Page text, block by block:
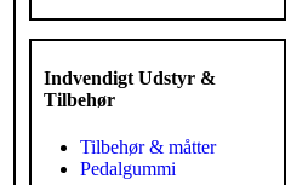
Indvendigt Udstyr &
Tilbehør
Tilbehør & måtter
Pedalgummi